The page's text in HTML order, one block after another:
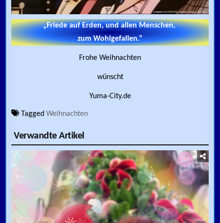
„Friede auf Erden, und allen Menschen,
zum Wohlgefallen.“
Frohe Weihnachten
wünscht
Yuma-City.de
TaggedWeihnachten
Verwandte Artikel